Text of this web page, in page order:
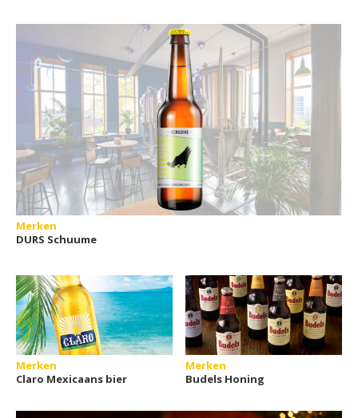
Merken
DURS Schuume
Merken
Claro Mexicaans bier
Merken
Budels Honing